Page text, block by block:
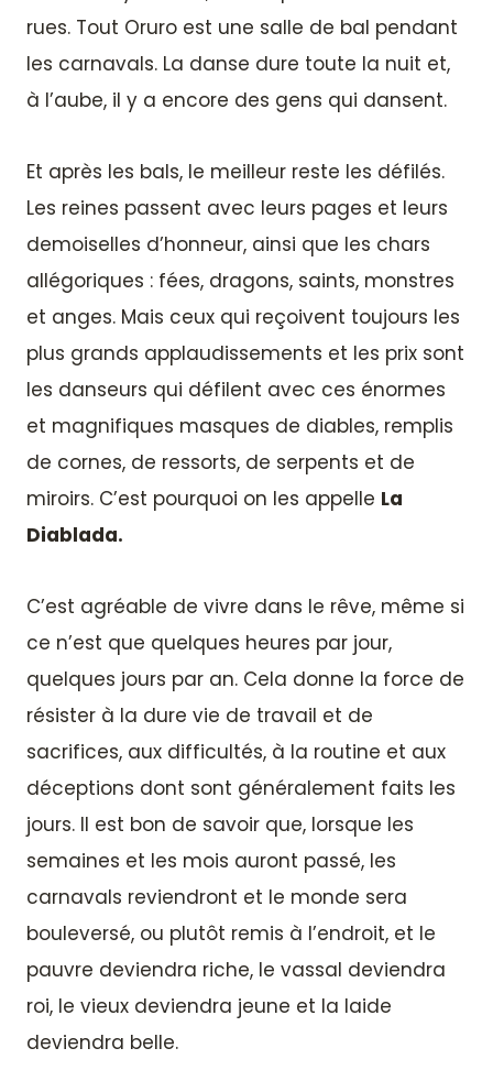
rues. Tout Oruro est une salle de bal pendant
les carnavals. La danse dure toute la nuit et,
à l’aube, il y a encore des gens qui dansent.
Et après les bals, le meilleur reste les défilés.
Les reines passent avec leurs pages et leurs
demoiselles d’honneur, ainsi que les chars
allégoriques : fées, dragons, saints, monstres
et anges. Mais ceux qui reçoivent toujours les
plus grands applaudissements et les prix sont
les danseurs qui défilent avec ces énormes
et magnifiques masques de diables, remplis
de cornes, de ressorts, de serpents et de
miroirs. C’est pourquoi on les appelle La
Diablada.
C’est agréable de vivre dans le rêve, même si
ce n’est que quelques heures par jour,
quelques jours par an. Cela donne la force de
résister à la dure vie de travail et de
sacrifices, aux difficultés, à la routine et aux
déceptions dont sont généralement faits les
jours. Il est bon de savoir que, lorsque les
semaines et les mois auront passé, les
carnavals reviendront et le monde sera
bouleversé, ou plutôt remis à l’endroit, et le
pauvre deviendra riche, le vassal deviendra
roi, le vieux deviendra jeune et la laide
deviendra belle.